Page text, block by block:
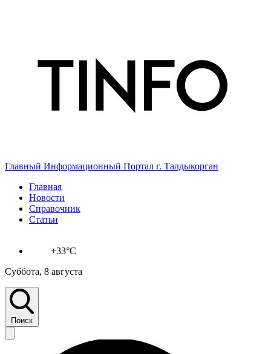
Главный Информационный Портал г. Талдыкорган
Главная
Новости
Справочник
Статьи
+33°C
Суббота, 8 августа
Поиск